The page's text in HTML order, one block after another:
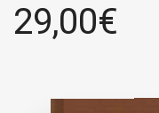
29,00€